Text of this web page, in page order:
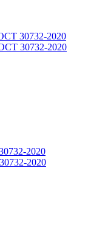
30732-2020
30732-2020
2020
2020